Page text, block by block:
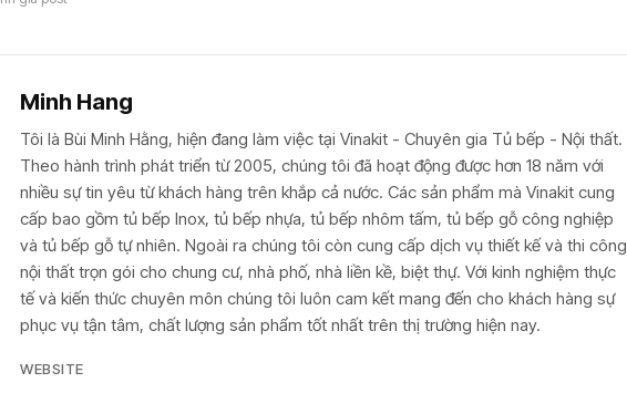
Minh Hang
Tôi là Bùi Minh Hằng, hiện đang làm việc tại Vinakit - Chuyên gia Tủ bếp - Nội thất.
Theo hành trình phát triển từ 2005, chúng tôi đã hoạt động được hơn 18 năm với
nhiều sự tin yêu từ khách hàng trên khắp cả nước. Các sản phẩm mà Vinakit cung
cấp bao gồm tủ bếp Inox, tủ bếp nhựa, tủ bếp nhôm tấm, tủ bếp gỗ công nghiệp
và tủ bếp gỗ tự nhiên. Ngoài ra chúng tôi còn cung cấp dịch vụ thiết kế và thi công
nội thất trọn gói cho chung cư, nhà phố, nhà liền kề, biệt thự. Với kinh nghiệm thực
tế và kiến thức chuyên môn chúng tôi luôn cam kết mang đến cho khách hàng sự
phục vụ tận tâm, chất lượng sản phẩm tốt nhất trên thị trường hiện nay.
WEBSITE